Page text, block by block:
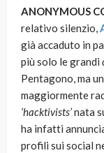
ANONYMOUS
relativo silenzio,
già accaduto in
più solo le grandi
Pentagono, ma
maggiormente
‘hacktivists’nata
ha infatti
profili sui social